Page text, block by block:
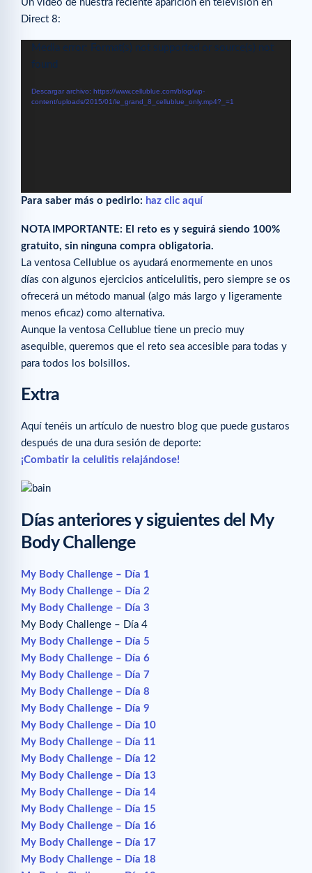
Un vídeo de nuestra reciente aparición en televisión en
Direct 8:
Reproductor
Media error: Format(s) not supported or source(s) not
found
Descargar archivo: https://www.cellublue.com/blog/wp-
content/uploads/2015/01/le_grand_8_cellublue_only.mp4?_=1
Para saber más o pedirlo: haz clic aquí
NOTA IMPORTANTE: El reto es y seguirá siendo 100%
gratuito, sin ninguna compra obligatoria.
La ventosa Cellublue os ayudará enormemente en unos
días con algunos ejercicios anticelulitis, pero siempre se os
ofrecerá un método manual (algo más largo y ligeramente
menos eficaz) como alternativa.
Aunque la ventosa Cellublue tiene un precio muy
asequible, queremos que el reto sea accesible para todas y
para todos los bolsillos.
Extra
Aquí tenéis un artículo de nuestro blog que puede gustaros
después de una dura sesión de deporte:
¡Combatir la celulitis relajándose!
Días anteriores y siguientes del My
Body Challenge
My Body Challenge – Día 1
My Body Challenge – Día 2
My Body Challenge – Día 3
My Body Challenge – Día 4
My Body Challenge – Día 5
My Body Challenge – Día 6
My Body Challenge – Día 7
My Body Challenge – Día 8
My Body Challenge – Día 9
My Body Challenge – Día 10
My Body Challenge – Día 11
My Body Challenge – Día 12
My Body Challenge – Día 13
My Body Challenge – Día 14
My Body Challenge – Día 15
My Body Challenge – Día 16
My Body Challenge – Día 17
My Body Challenge – Día 18